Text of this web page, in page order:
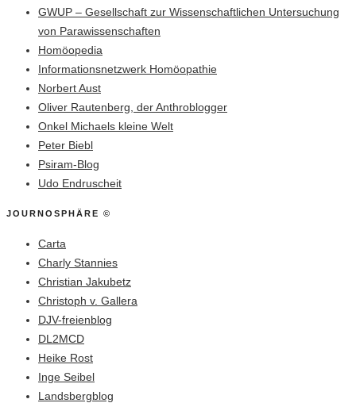
GWUP – Gesellschaft zur Wissenschaftlichen Untersuchung
von Parawissenschaften
Homöopedia
Informationsnetzwerk Homöopathie
Norbert Aust
Oliver Rautenberg, der Anthroblogger
Onkel Michaels kleine Welt
Peter Biebl
Psiram-Blog
Udo Endruscheit
JOURNOSPHÄRE ©
Carta
Charly Stannies
Christian Jakubetz
Christoph v. Gallera
DJV-freienblog
DL2MCD
Heike Rost
Inge Seibel
Landsbergblog